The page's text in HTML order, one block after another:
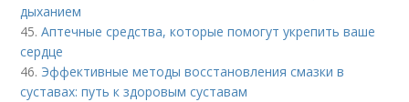
дыханием
45.Аптечные средства, которые помогут укрепить ваше
сердце
46. Эффективные методы восстановления смазки в
суставах: путь к здоровым суставам